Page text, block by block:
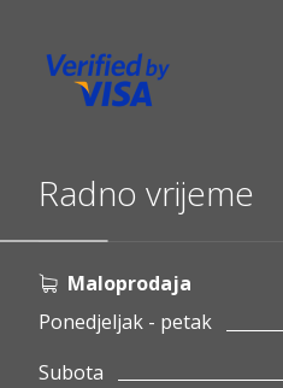
Radno vrijeme
Maloprodaja
Ponedjeljak - petak
Subota